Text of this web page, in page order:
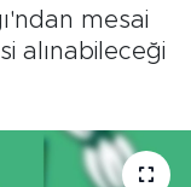
mesai
alınabileceği